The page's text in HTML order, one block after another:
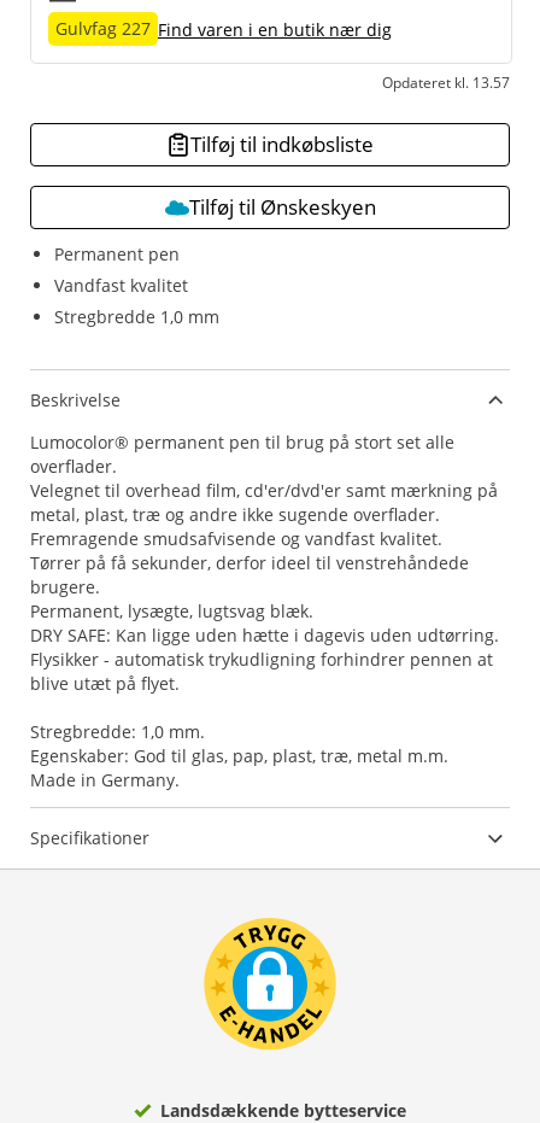
Permanent pen
Vandfast kvalitet
Stregbredde 1,0 mm
Gulvfag 227 Find varen i en butik nær dig
Opdateret kl. 13.57
Tilføj til indkøbsliste
Tilføj til Ønskeskyen
Beskrivelse
Lumocolor® permanent pen til brug på stort set alle
overflader.
Velegnet til overhead film, cd'er/dvd'er samt mærkning på
metal, plast, træ og andre ikke sugende overflader.
Fremragende smudsafvisende og vandfast kvalitet.
Tørrer på få sekunder, derfor ideel til venstrehåndede
brugere.
Permanent, lysægte, lugtsvag blæk.
DRY SAFE: Kan ligge uden hætte i dagevis uden udtørring.
Flysikker - automatisk trykudligning forhindrer pennen at
blive utæt på flyet.
Stregbredde: 1,0 mm.
Egenskaber: God til glas, pap, plast, træ, metal m.m.
Made in Germany.
Specifikationer
Landsdækkende bytteservice